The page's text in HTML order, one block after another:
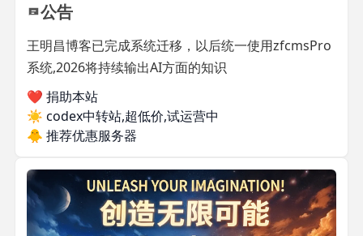
公告
王明昌博客已完成系统迁移，以后统一使用zfcmsPro
系统,2026将持续输出AI方面的知识
❤️ 捐助本站
☀️ codex中转站,超低价,试运营中
🐥 推荐优惠服务器